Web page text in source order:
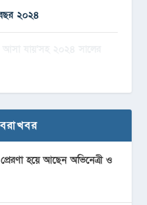
বছর ২০২৪
হয়ে আছেন অভিনেত্রী ও